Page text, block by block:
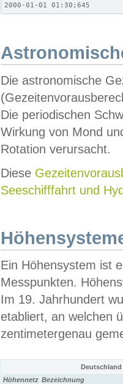
2000-01-01 01:30;645
Die astronomische
Die periodischen
Wirkung von Mond
Rotation verursacht.
Diese
Seeschifffahrt und
Ein Höhensystem ist
Messpunkten.
Im 19. Jahrhundert
etabliert, an welchen
zentimetergenau
Höhennetz Bezeichnung